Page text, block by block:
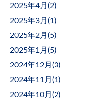
2025年4月(2)
2025年3月(1)
2025年2月(5)
2025年1月(5)
2024年12月(3)
2024年11月(1)
2024年10月(2)